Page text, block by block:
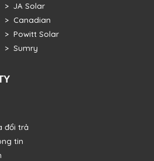
> JA Solar
> Canadian
> Powitt Solar
> Sumry
đổi trả
tin